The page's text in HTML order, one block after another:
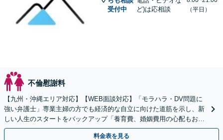
受付中
ど)は応相談
（平日）
不倫慰謝料
【九州・沖縄エリア対応】【WEB面談対応】「モラハラ・DV問題に
強い弁護士」専業主婦の方でも経済的な自立に向けた道筋を示し、新
しい人生のスタートをバックアップ「養育費、婚姻費用の心配もお任
せ」経営者特有の離婚問題に対応【休日・夜間相談可】
料金表を見る